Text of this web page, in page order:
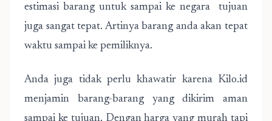
estimasi barang untuk sampai ke negara tujuan
juga sangat tepat. Artinya barang anda akan tepat
waktu sampai ke pemiliknya.
Anda juga tidak perlu khawatir karena Kilo.id
menjamin barang-barang yang dikirim aman
sampai ke tujuan. Dengan harga yang murah tapi